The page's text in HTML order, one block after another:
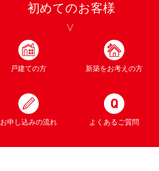
初めてのお客様
戸建ての方 新築をお考えの方
お申し込みの流れ よくあるご質問